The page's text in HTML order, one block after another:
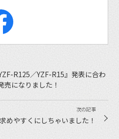
R125／YZF-R15』発表に合わ
売になりました！
めやすくにしちゃいました！